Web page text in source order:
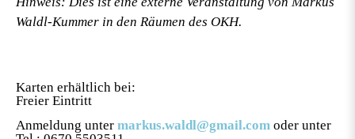
Waldl-Kummer in den Räumen des OKH.
Karten erhältlich bei:
Freier Eintritt
Anmeldung unter markus.waldl@gmail.com oder unter